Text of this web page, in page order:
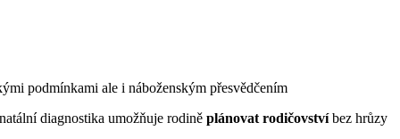
podmínkami ale i náboženským přesvědčením
diagnostika umožňuje rodině plánovat rodičovstvíbez hrůzy